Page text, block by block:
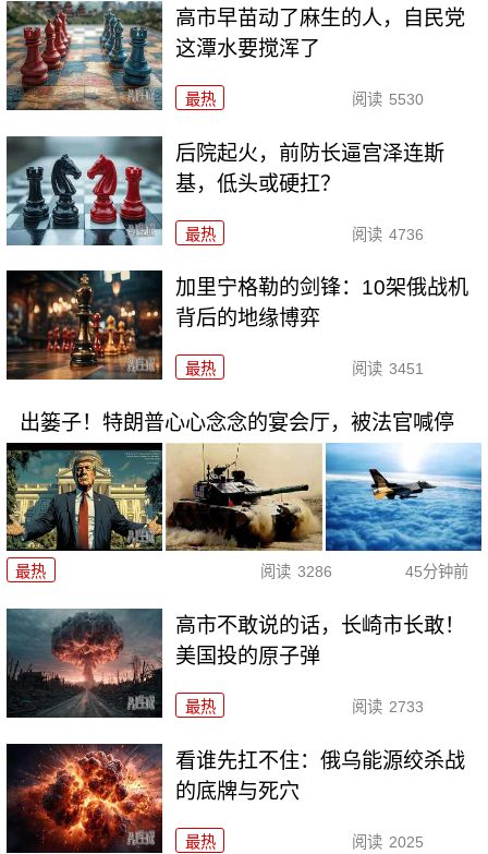
高市早苗动了麻生的人，自民党
这潭水要搅浑了
最热 阅读 5530
后院起火，前防长逼宫泽连斯
基，低头或硬扛？
最热 阅读 4736
加里宁格勒的剑锋：10架俄战机
背后的地缘博弈
最热 阅读 3451
出篓子！特朗普心心念念的宴会厅，被法官喊停
最热 阅读 3286 45分钟前
高市不敢说的话，长崎市长敢！
美国投的原子弹
最热 阅读 2733
看谁先扛不住：俄乌能源绞杀战
的底牌与死穴
最热 阅读 2025